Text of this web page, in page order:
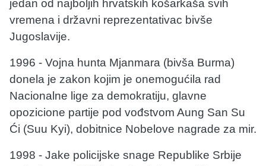
jedan od najboljih hrvatskih košarkaša svih
vremena i državni reprezentativac bivše
Jugoslavije.
1996 - Vojna hunta Mjanmara (bivša Burma)
donela je zakon kojim je onemogućila rad
Nacionalne lige za demokratiju, glavne
opozicione partije pod vođstvom Aung San Su
Ći (Suu Kyi), dobitnice Nobelove nagrade za mir.
1998 - Jake policijske snage Republike Srbije